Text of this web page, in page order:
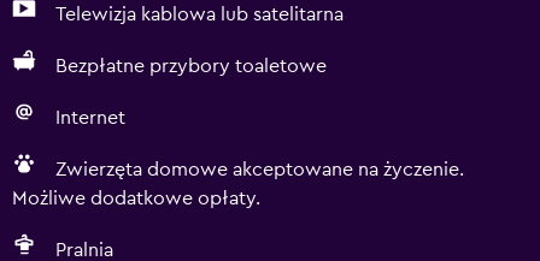
Telewizja kablowa lub satelitarna
Bezpłatne przybory toaletowe
Internet
Zwierzęta domowe akceptowane na życzenie.
Możliwe dodatkowe opłaty.
Pralnia